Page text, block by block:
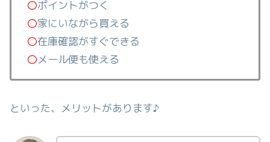
〇ポイントがつく
〇家にいながら買える
〇在庫確認がすぐできる
〇メール便も使える
といった、メリットがあります♪